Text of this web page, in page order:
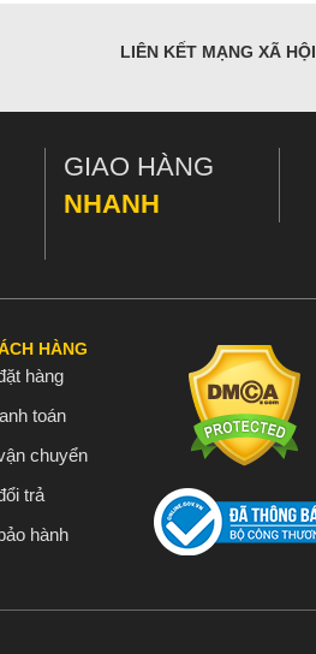
LIÊN KẾT MẠNG XÃ HỘI
GIAO HÀNG
NHANH
HÀNG
hàng
toán
chuyển
trả
hành